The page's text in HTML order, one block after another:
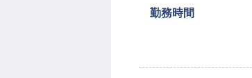
勤務時間